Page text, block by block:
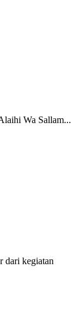
Wa Sallam...
dari kegiatan